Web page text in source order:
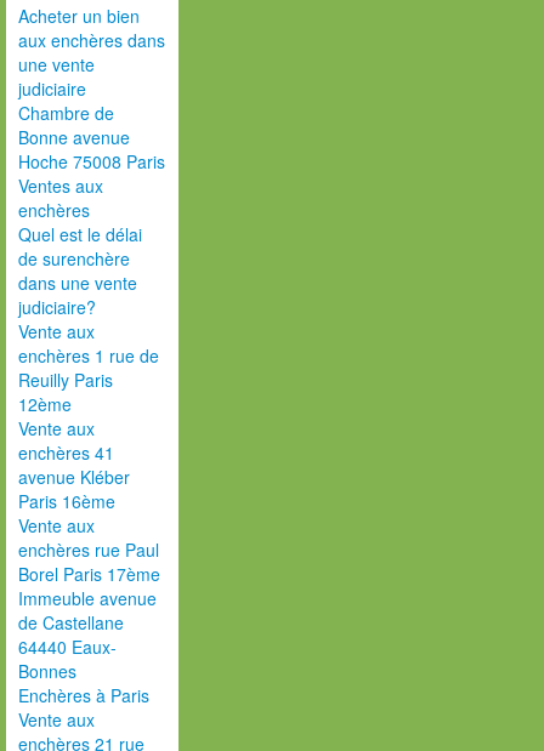
Acheter un bien
aux enchères dans
une vente
judiciaire
Chambre de
Bonne avenue
Hoche 75008 Paris
Ventes aux
enchères
Quel est le délai
de surenchère
dans une vente
judiciaire?
Vente aux
enchères 1 rue de
Reuilly Paris
12ème
Vente aux
enchères 41
avenue Kléber
Paris 16ème
Vente aux
enchères rue Paul
Borel Paris 17ème
Immeuble avenue
de Castellane
64440 Eaux-
Bonnes
Enchères à Paris
Vente aux
enchères 21 rue